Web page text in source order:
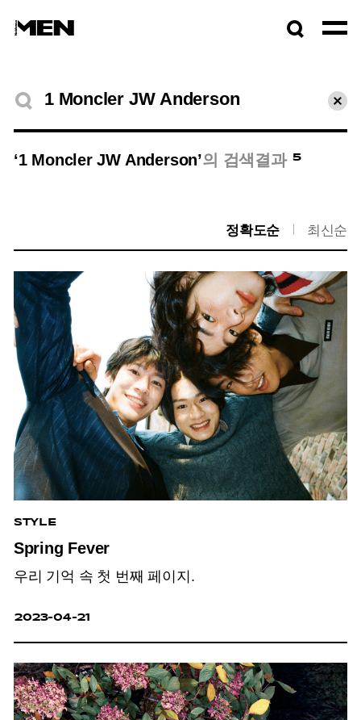
검색결과
초기
‘1 Moncler JW Anderson’의 검색결과 5
정확도순 최신순
STYLE
Spring Fever
우리 기억 속 첫 번째 페이지.
2023-04-21